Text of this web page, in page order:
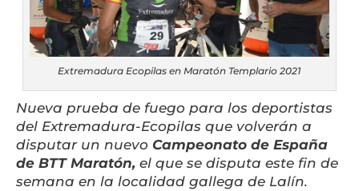
Extremadura Ecopilas en Maratón Templario 2021
Nueva prueba de fuego para los deportistas
del Extremadura-Ecopilas que volverán a
disputar un nuevo Campeonato de España
de BTT Maratón, el que se disputa este fin de
semana en la localidad gallega de Lalín.